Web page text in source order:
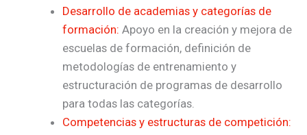
Desarrollo de academias y categorías de
formación: Apoyo en la creación y mejora de
escuelas de formación, definición de
metodologías de entrenamiento y
estructuración de programas de desarrollo
para todas las categorías.
Competencias y estructuras de competición: